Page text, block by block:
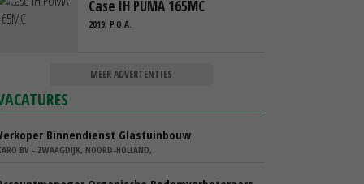
Case IH PUMA 165MC
2019, P.O.A.
MEER ADVERTENTIES
Binnendienst Glastuinbouw
BV - ZWAAGDIJK, NOORD-HOLLAND,